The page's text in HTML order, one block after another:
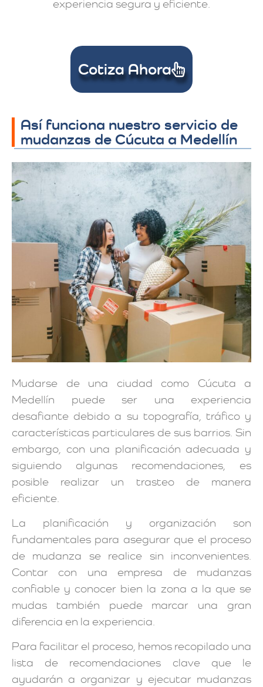
experiencia segura y eficiente.
Cotiza Ahora
Así funciona nuestro servicio de
mudanzas de Cúcuta a Medellín
Mudarse de una ciudad como Cúcuta a
Medellín puede ser una experiencia
desafiante debido a su topografía, tráfico y
características particulares de sus barrios. Sin
embargo, con una planificación adecuada y
siguiendo algunas recomendaciones, es
posible realizar un trasteo de manera
eficiente.
La planificación y organización son
fundamentales para asegurar que el proceso
de mudanza se realice sin inconvenientes.
Contar con una empresa de mudanzas
confiable y conocer bien la zona a la que se
mudas también puede marcar una gran
diferencia en la experiencia.
Para facilitar el proceso, hemos recopilado una
lista de recomendaciones clave que le
ayudarán a organizar y ejecutar mudanzas